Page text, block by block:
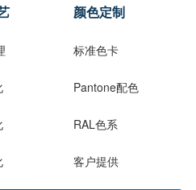
颜色定制
标准色卡
Pantone配色
RAL色系
客户提供